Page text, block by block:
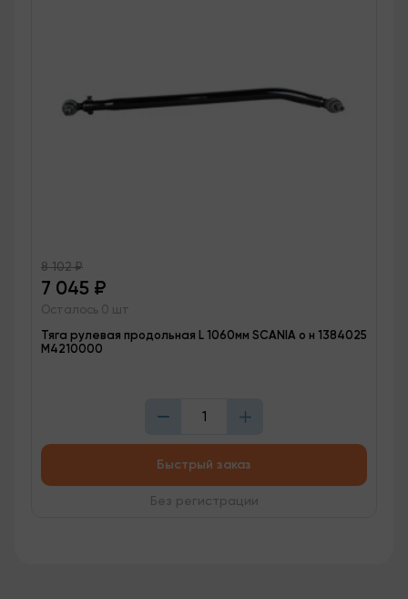
8 102₽
7 045 ₽
Осталось 0 шт
Тяга рулевая продольная L 1060мм SCANIA о н 1384025
M4210000
Быстрый заказ
Без регистрации